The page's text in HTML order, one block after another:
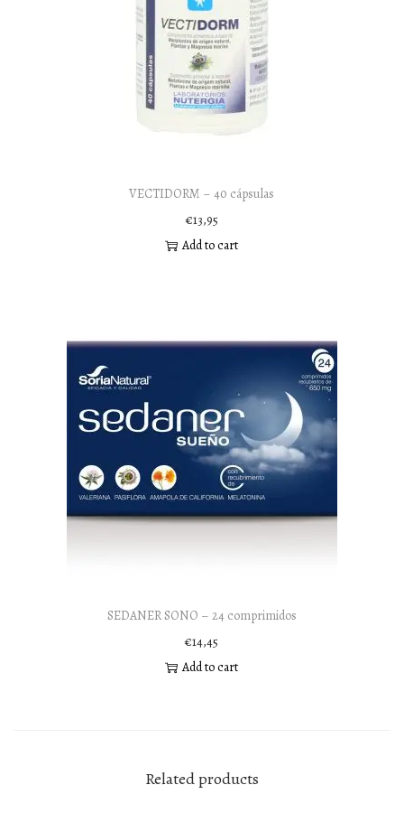
VECTIDORM – 40 cápsulas
€13,95
Add to cart
SEDANER SONO – 24 comprimidos
€14,45
Add to cart
Related products